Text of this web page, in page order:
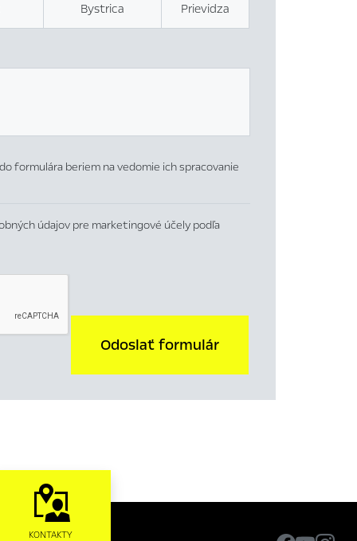
Bystrica
Prievidza
formulára beriem na vedomie ich spracovanie
údajov pre marketingové účely podľa
Odoslať formulár
KONTAKTY